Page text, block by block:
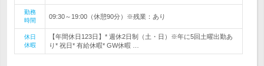
勤務
時間
09:30～19:00（休憩90分）※残業：あり
休日
休暇
【年間休日123日】* 週休2日制（土・日）※年に5回土曜出勤あ
り* 祝日* 有給休暇* GW休暇 …